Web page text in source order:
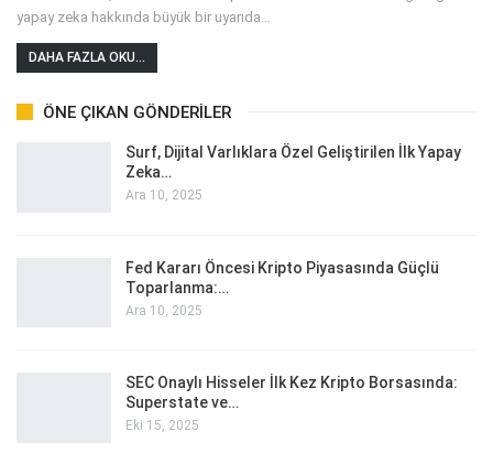
yapay zeka hakkında büyük bir uyarıda
DAHA FAZLA OKU...
ÖNE ÇIKAN GÖNDERILER
Surf, Dijital Varlıklara Özel Geliştirilen İlk Yapay
Zeka…
Ara 10, 2025
Fed Kararı Öncesi Kripto Piyasasında Güçlü
Toparlanma:…
Ara 10, 2025
SEC Onaylı Hisseler İlk Kez Kripto Borsasında:
Superstate ve…
Eki 15, 2025